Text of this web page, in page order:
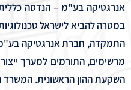
אנרגטיקה בע"מ
במטרה להביא לישראל
התמקדה, חברת אנרגטיקה בע"מ
מרשימים, התורמים למערך
השקעת ההון הראשונית. המשרד